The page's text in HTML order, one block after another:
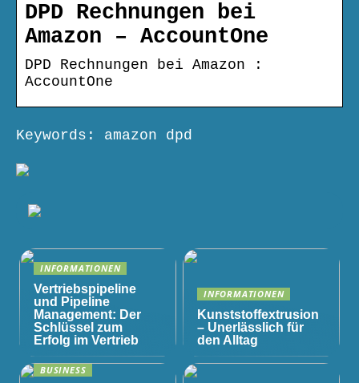
DPD Rechnungen bei
Amazon – AccountOne
DPD Rechnungen bei Amazon :
AccountOne
Keywords: amazon dpd
INFORMATIONEN
Vertriebspipeline
und Pipeline
Management: Der
Schlüssel zum
Erfolg im Vertrieb
INFORMATIONEN
Kunststoffextrusion
– Unerlässlich für
den Alltag
BUSINESS